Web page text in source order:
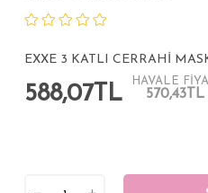
EXXE 3 KATLI CERRAHİ
588,07TL
HAVALE
570,43TL